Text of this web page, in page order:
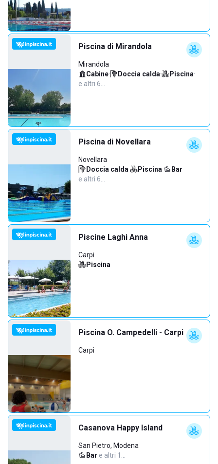
Piscina di Mirandola
Mirandola
Cabine· Doccia calda· Piscina·
e altri 6…
Piscina di Novellara
Novellara
Doccia calda· Piscina· Bar·
e altri 6…
Piscine Laghi Anna
Carpi
Piscina
Piscina O. Campedelli - Carpi
Carpi
Casanova Happy Island
San Pietro, Modena
Bar·e altri 1…